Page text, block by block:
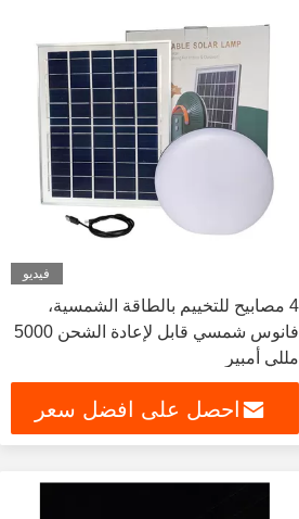
فيديو
4 مصابيح للتخييم بالطاقة الشمسية،
فانوس شمسي قابل لإعادة الشحن 5000
مللي أمبير
احصل على افضل سعر